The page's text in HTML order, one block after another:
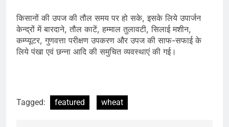
किसानों की उपज की तौल समय पर हो सके, इसके लिये उपार्जन
केन्द्रों में बारदाने, तौल काटें, हम्माल तुलावटी, सिलाई मशीन,
कम्प्यूटर, गुणवत्ता परीक्षण उपकरण और उपज की साफ-सफाई के
लिये पंखा एवं छन्ना आदि की समुचित व्यवस्थाएं की गई।
Tagged: featured wheat